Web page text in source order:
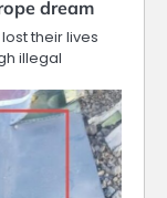
dream
lost their lives
illegal